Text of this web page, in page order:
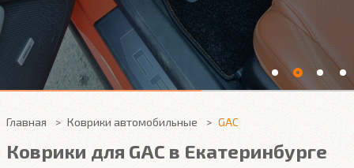
Главная Коврики автомобильные GAC
Коврики для GAC в Екатеринбурге